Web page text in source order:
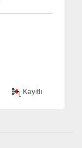
Kayıtlı